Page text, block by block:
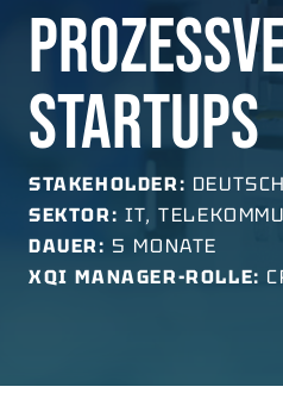
STARTUPS
STAKEHOLDER:
SEKTOR: IT,
DAUER: 5 MONATE
XQI MANAGER-ROLLE: